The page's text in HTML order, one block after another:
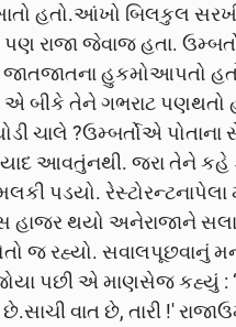
હતો.આંખો બિલકુલ
રાજા જેવાજ હતા.
જાતજાતના હુકમોઆપતો
એ બીકે તેને ગભરાટ પણથતો
ચાલે ?ઉમ્બર્તોએ
આવતુંનથી. જરા તેને
પડયો.
થયો અનેરાજાને
જ રહ્યો. સવાલપૂછવાનું
જોયા પછી એ માણસેજ કહ્યું
વાત છે, તારી !'